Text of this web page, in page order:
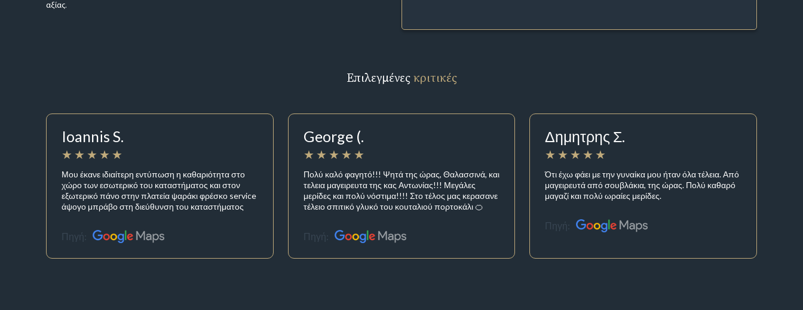
αξίας.
Επιλεγμένεςκριτικές
Ioannis S.
Μου έκανε ιδιαίτερη εντύπωση η καθαριότητα στο
χώρο των εσωτερικό του καταστήματος και στον
εξωτερικό πάνο στην πλατεία ψαράκι φρέσκο service
άψογο μπράβο στη διεύθυνση του καταστήματος
Πηγή:
George (.
Πολύ καλό φαγητό!!! Ψητά της ώρας, Θαλασσινά, και
τελεια μαγειρευτα της κας Αντωνίας!!! Μεγάλες
μερίδες και πολύ νόστιμα!!!! Στο τέλος μας κερασανε
τέλειο σπιτικό γλυκό του κουταλιού πορτοκάλι 🍊
Πηγή:
Δημητρης Σ.
Ότι έχω φάει με την γυναίκα μου ήταν όλα τέλεια. Από
μαγειρευτά από σουβλάκια, της ώρας. Πολύ καθαρό
μαγαζί και πολύ ωραίες μερίδες.
Πηγή: